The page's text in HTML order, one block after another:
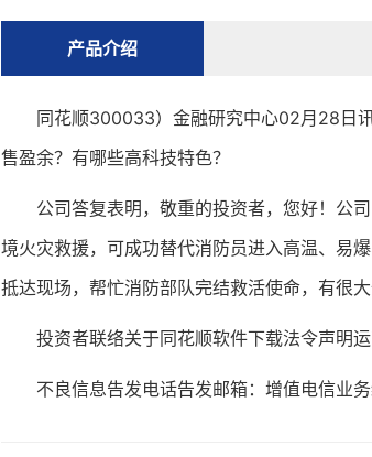
产品介绍
同花顺300033）金融研究中心02月28日讯
售盈余？有哪些高科技特色？
公司答复表明，敬重的投资者，您好！公司
境火灾救援，可成功替代消防员进入高温、易
抵达现场，帮忙消防部队完结救活使命，有很
投资者联络关于同花顺软件下载法令声明运
不良信息告发电话告发邮箱：增值电信业